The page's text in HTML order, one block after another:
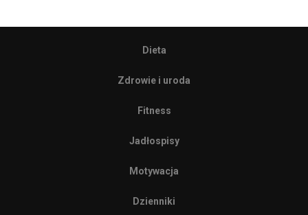
Dieta
Zdrowie i uroda
Fitness
Jadłospisy
Motywacja
Dzienniki